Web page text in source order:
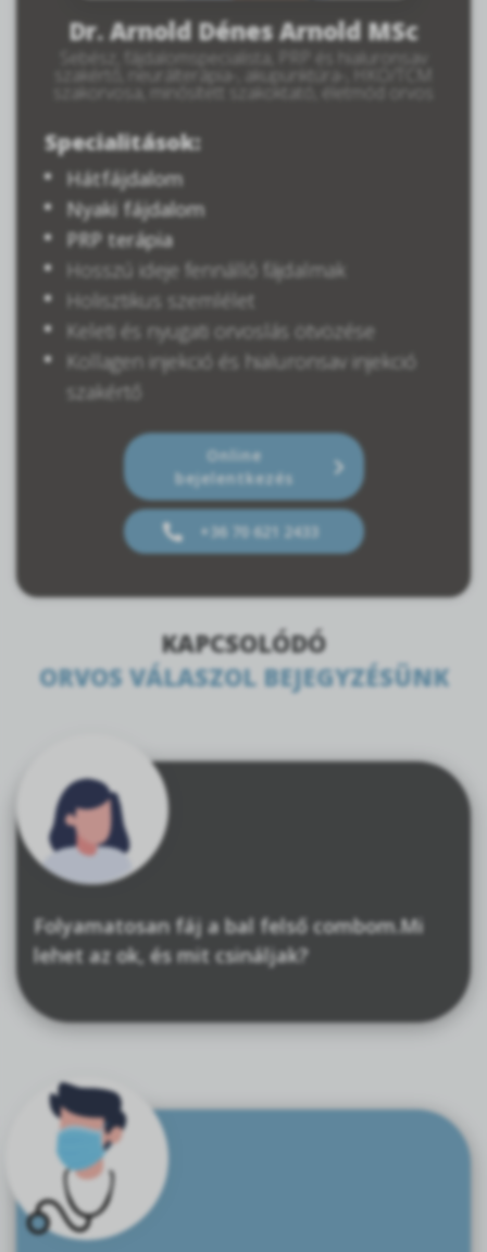
Dr. Arnold Dénes Arnold MSc
Sebész, fájdalomspecialista, PRP és hialuronsav
szakértő, neurálterápia-, akupunktúra-, HKO/TCM
szakorvosa, minősített szakoktató, életmód orvos
Specialitások:
Hátfájdalom
Nyaki fájdalom
PRP terápia
Hosszú ideje fennálló fájdalmak
Holisztikus szemlélet
Keleti és nyugati orvoslás ötvözése
Kollagen injekció és hialuronsav injekció
szakértő
Online
bejelentkezés
+36 70 621 2433
KAPCSOLÓDÓ
ORVOS VÁLASZOL BEJEGYZÉSÜNK
Folyamatosan fáj a bal felső combom.Mi
lehet az ok, és mit csináljak?